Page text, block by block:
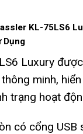
KL-75LS6
Dụng
Luxury
minh,
trạng hoạt
có cổng USB